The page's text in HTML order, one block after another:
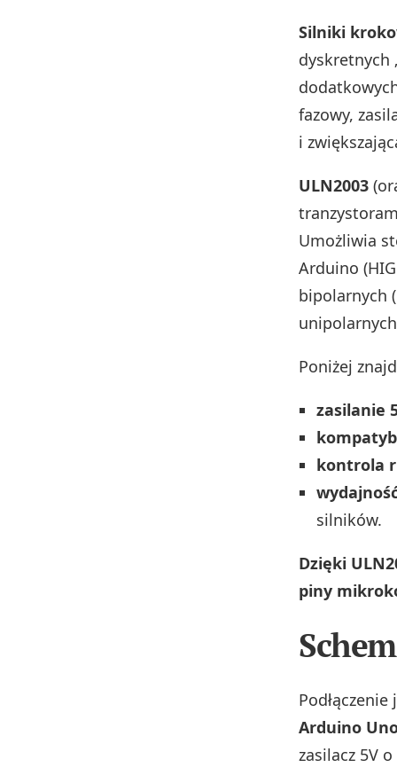
Silniki
dyskretnych
fazowy,
i
ULN2003
Umożliwia
Arduino
bipolarnych
Poniżej
zasilanie
kontrola
silników.
Dzięki
piny
Arduino
zasilacz 5V